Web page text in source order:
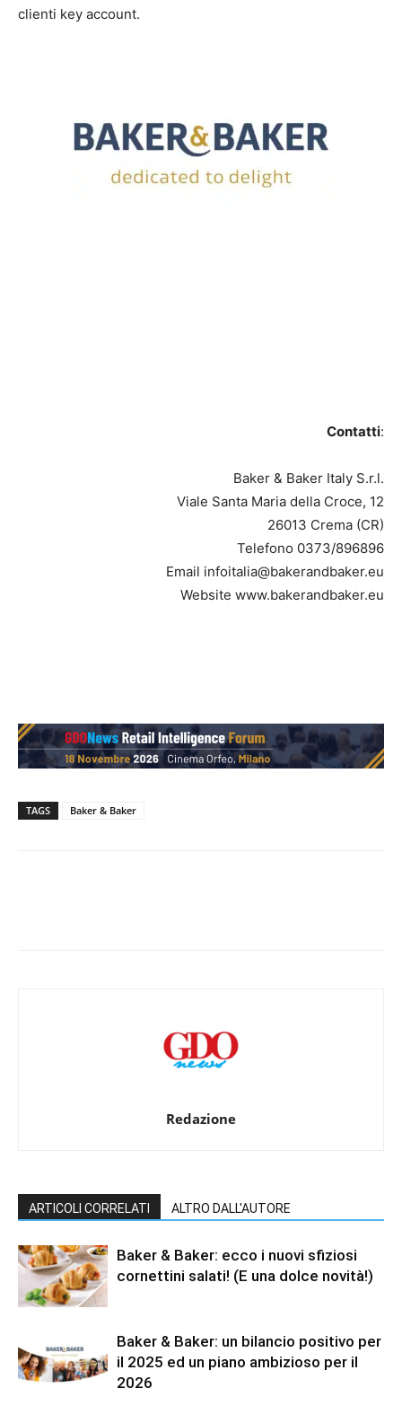
clienti key account.
Contatti:
Baker & Baker Italy S.r.l.
Viale Santa Maria della Croce, 12
26013 Crema (CR)
Telefono 0373/896896
Email infoitalia@bakerandbaker.eu
Website www.bakerandbaker.eu
TAGS Baker & Baker
Redazione
ARTICOLI CORRELATI ALTRO DALL'AUTORE
Baker & Baker: ecco i nuovi sfiziosi
cornettini salati! (E una dolce novità!)
Baker & Baker: un bilancio positivo per
il 2025 ed un piano ambizioso per il
2026